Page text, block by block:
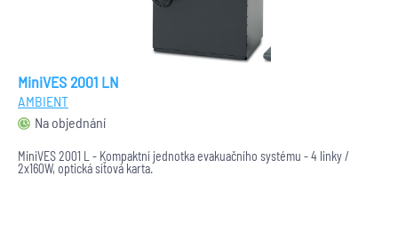
MiniVES 2001 LN
AMBIENT
Na objednání
MiniVES 2001 L - Kompaktní jednotka evakuačního systému - 4 linky /
2x160W, optická síťová karta.